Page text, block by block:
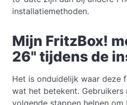
installatiemethoden.
Mijn FritzBox!
26" tijdens de
Het is onduidelijk waar deze
wat het betekent.
volgende stappen helpen